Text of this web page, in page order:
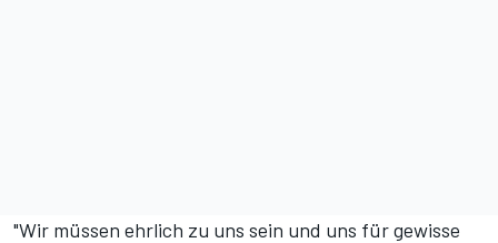
"Wir müssen ehrlich zu uns sein und uns für gewisse